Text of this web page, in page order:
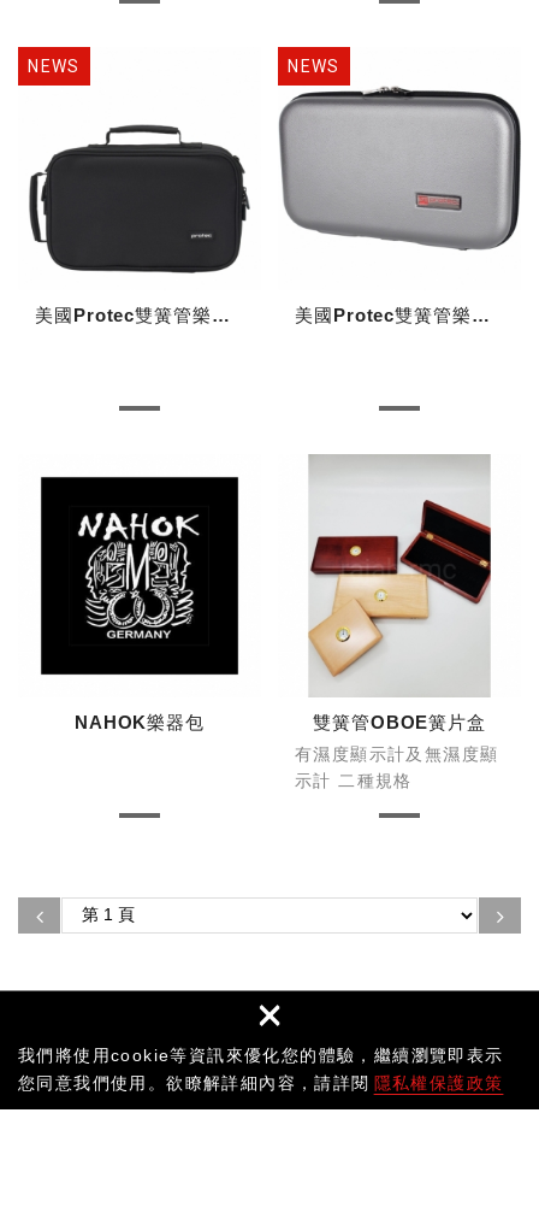
我們將使用cookie等資訊來優化您的體驗，繼續瀏覽即表示
您同意我們使用。欲瞭解詳細內容，請詳閱 隱私權保護政策
×
美國Protec雙簧管樂器盒保護套(褙包) 美國Protec雙簧管樂器盒
NAHOK樂器包 雙簧管OBOE簧片盒
有濕度顯示計及無濕度顯
示計 二種規格